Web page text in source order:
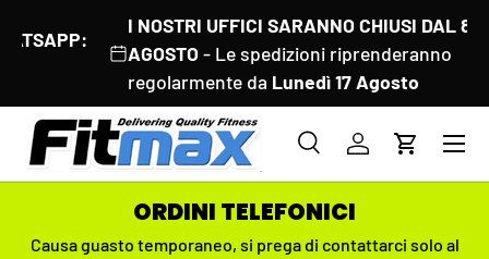
PASSA AI CONTENUTI
I NOSTRI UFFICI SARANNO CHIUSI DAL 8 AL 18
AGOSTO- Le spedizioni riprenderanno
regolarmente daLunedì 17 Agosto
CercaAccediCarrello
Menu
ORDINI TELEFONICI
Causa guasto temporaneo, si prega di contattarci solo al